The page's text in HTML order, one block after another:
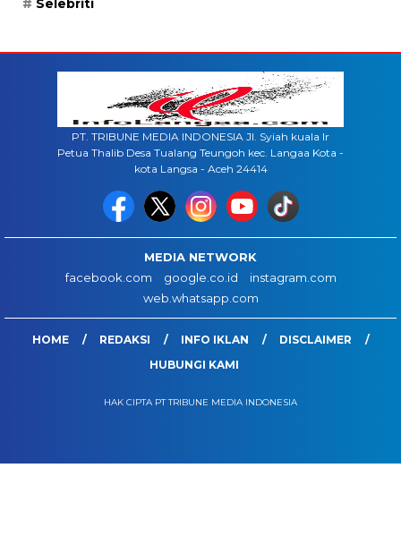
Selebriti
PT. TRIBUNE MEDIA INDONESIA Jl. Syiah kuala lr
Petua Thalib Desa Tualang Teungoh kec. Langaa Kota -
kota Langsa - Aceh 24414
MEDIA NETWORK
facebook.com
google.co.id
instagram.com
web.whatsapp.com
HOME REDAKSI INFO IKLAN
DISCLAIMER
HUBUNGI KAMI
HAK CIPTA PT TRIBUNE MEDIA INDONESIA